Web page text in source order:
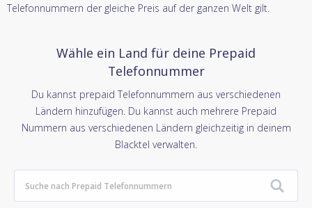
Telefonnummern der gleiche Preis auf der ganzen Welt gilt.
Wähle ein Land für deine Prepaid
Telefonnummer
Du kannst prepaid Telefonnummern aus verschiedenen
Ländern hinzufügen. Du kannst auch mehrere Prepaid
Nummern aus verschiedenen Ländern gleichzeitig in deinem
Blacktel verwalten.